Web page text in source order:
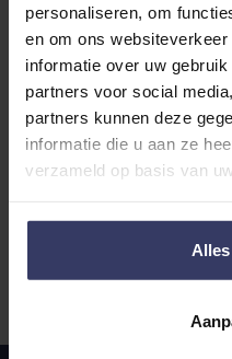
personaliseren, om
en om ons
informatie over uw
partners voor social
partners kunnen deze
informatie die u aan ze
verzameld op basis van
Schrijf u in voor onze
over onze diensten. Zo blijft
het belasting-